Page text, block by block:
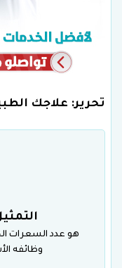
تحرير: علاجك
هو عدد السعرات
وظائفه